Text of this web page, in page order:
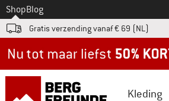
Naar
ShopBlog
Gratis verzending vanaf € 69 (NL)
Kleding